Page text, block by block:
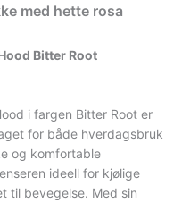
med hette rosa
Bitter Root
i fargen Bitter Root er
for både hverdagsbruk
og komfortable
ideell for kjølige
til bevegelse. Med sin